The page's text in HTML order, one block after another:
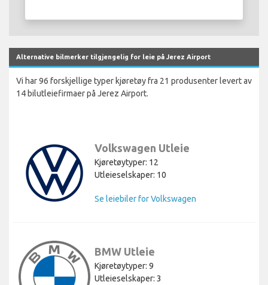
Alternative bilmerker tilgjengelig for leie på Jerez Airport
Vi har 96 forskjellige typer kjøretøy fra 21 produsenter levert av
14 bilutleiefirmaer på Jerez Airport.
Volkswagen Utleie
Kjøretøytyper: 12
Utleieselskaper: 10
Se leiebiler for Volkswagen
BMW Utleie
Kjøretøytyper: 9
Utleieselskaper: 3